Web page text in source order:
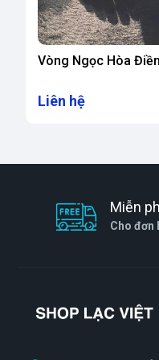
Vòng tay ngọc
may mắn, tài
đường cuộc sống.
Vòng Ngọc Hòa Điền
Liên hệ
Miễn
Cho đơn